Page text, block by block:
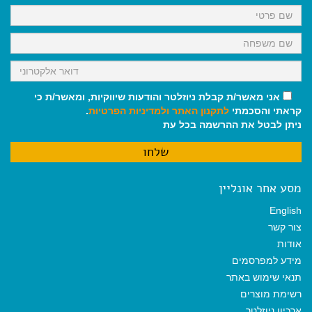
k
p
m
אני מאשר/ת קבלת ניוזלטר והודעות שיווקיות, ומאשר/ת כי
קראתי והסכמתי לתקנון האתר ולמדיניות הפרטיות.
ניתן לבטל את ההרשמה בכל עת
מסע אחר אונליין
English
צור קשר
אודות
מידע למפרסמים
תנאי שימוש באתר
רשימת מוצרים